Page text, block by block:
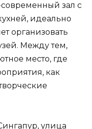
зал с
идеально
организовать
Между тем,
место, где
как
улица